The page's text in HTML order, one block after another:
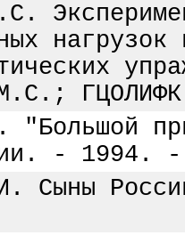
М.С.;
"Большой
-
Сыны